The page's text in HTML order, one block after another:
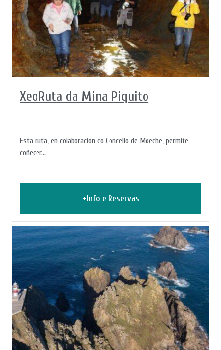
XeoRuta da Mina Piquito
Esta ruta, en colaboración co Concello de Moeche, permite
coñecer...
+Info e Reservas